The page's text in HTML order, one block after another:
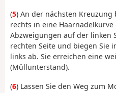
(5) An der nächsten
rechts in eine
Abzweigungen auf der linken
rechten Seite und biegen Sie
links ab. Sie erreichen eine
(Müllunterstand).
(6) Lassen Sie den Weg zum